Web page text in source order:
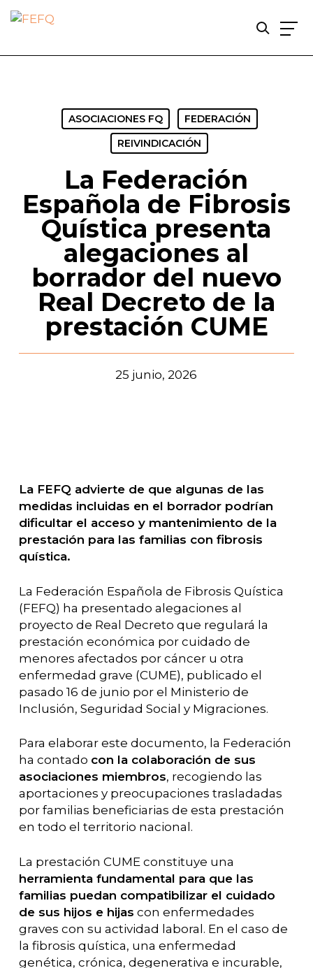
ASOCIACIONES FQ
FEDERACIÓN
REIVINDICACIÓN
La Federación
Española de Fibrosis
Quística presenta
alegaciones al
borrador del nuevo
Real Decreto de la
prestación CUME
25 junio, 2026
La FEFQ advierte de que algunas de las
medidas incluidas en el borrador podrían
dificultar el acceso y mantenimiento de la
prestación para las familias con fibrosis
quística.
La Federación Española de Fibrosis Quística
(FEFQ) ha presentado alegaciones al
proyecto de Real Decreto que regulará la
prestación económica por cuidado de
menores afectados por cáncer u otra
enfermedad grave (CUME), publicado el
pasado 16 de junio por el Ministerio de
Inclusión, Seguridad Social y Migraciones.
Para elaborar este documento, la Federación
ha contado con la colaboración de sus
asociaciones miembros, recogiendo las
aportaciones y preocupaciones trasladadas
por familias beneficiarias de esta prestación
en todo el territorio nacional.
La prestación CUME constituye una
herramienta fundamental para que las
familias puedan compatibilizar el cuidado
de sus hijos e hijas con enfermedades
graves con su actividad laboral. En el caso de
la fibrosis quística, una enfermedad
genética, crónica, degenerativa e incurable,